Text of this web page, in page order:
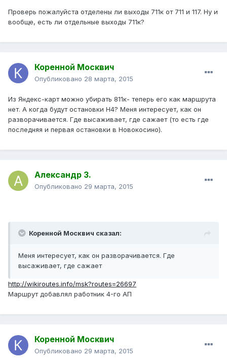
Проверь пожалуйста отделены ли выходы 711к от 711 и 117. Ну и
вообще, есть ли отдельные выходы 711к?
Коренной Москвич
Опубликовано 28 марта, 2015
Из Яндекс-карт можно убирать 811к- теперь его как маршрута
нет. А когда будут остановки Н4? Меня интересует, как он
разворачивается. Где высаживает, где сажает (то есть где
последняя и первая остановки в Новокосино).
Александр З.
Опубликовано 29 марта, 2015
Коренной Москвич сказал:
Меня интересует, как он разворачивается. Где
высаживает, где сажает
http://wikiroutes.info/msk?routes=26697
Маршрут добавлял работник 4-го АП
Коренной Москвич
Опубликовано 29 марта, 2015